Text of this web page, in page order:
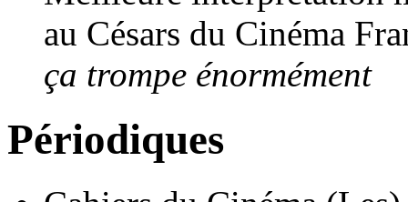
au Césars du Cinéma
ça trompe énormément
Périodiques